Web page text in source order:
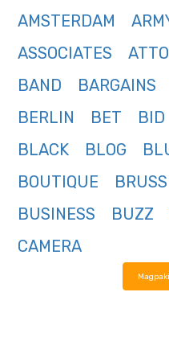
AMSTERDAM
ASSOCIATES
BAND
BARGAINS
BERLIN
BET BID
BLACK
BLOG
BOUTIQUE
BUSINESS
BUZZ
CAMERA